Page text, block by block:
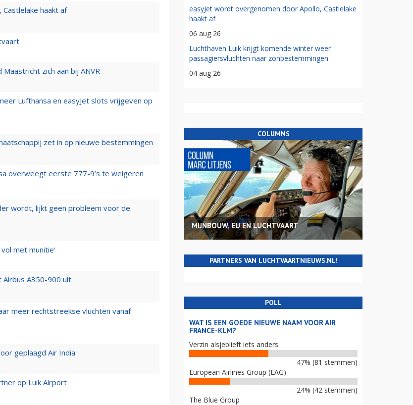
haakt af
zich aan bij ANVR
Lufthansa en easyJet slots vrijgeven op
zet in op nieuwe bestemmingen
overweegt eerste 777-9’s te weigeren
wordt, lijkt geen probleem voor de
met munitie'
A350-900 uit
meer rechtstreekse vluchten vanaf
geplaagd Air India
op Luik Airport
easyJet wordt overgenomen door Apollo, Castlelake
haakt af
06 aug 26
Luchthaven Luik krijgt komende winter weer
passagiersvluchten naar zonbestemmingen
04 aug 26
COLUMNS
MIJNBOUW, EU EN LUCHTVAART
PARTNERS VAN LUCHTVAARTNIEUWS.NL!
POLL
WAT IS EEN GOEDE NIEUWE NAAM VOOR AIR
FRANCE-KLM?
Verzin alsjeblieft iets anders
47% (81 stemmen)
European Airlines Group (EAG)
24% (42 stemmen)
The Blue Group